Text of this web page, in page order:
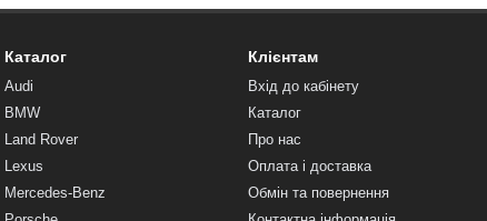
Каталог
Audi
BMW
Land Rover
Lexus
Mercedes-Benz
Клієнтам
Вхід до кабінету
Каталог
Про нас
Оплата і доставка
Обмін та повернення